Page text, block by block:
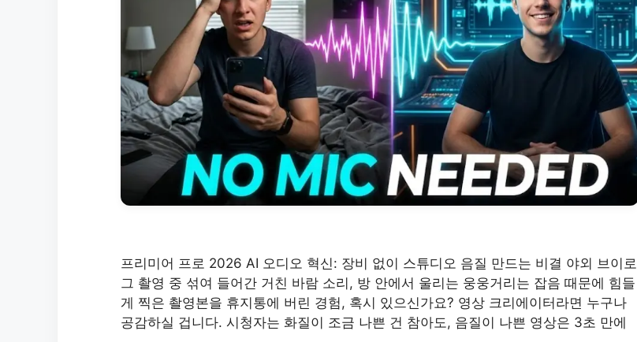
프리미어 프로 2026 AI 오디오 혁신: 장비 없이 스튜디오 음질 만드는 비결 야외 브이로
그 촬영 중 섞여 들어간 거친 바람 소리, 방 안에서 울리는 웅웅거리는 잡음 때문에 힘들
게 찍은 촬영본을 휴지통에 버린 경험, 혹시 있으신가요? 영상 크리에이터라면 누구나
공감하실 겁니다. 시청자는 화질이 조금 나쁜 건 참아도, 음질이 나쁜 영상은 3초 만에